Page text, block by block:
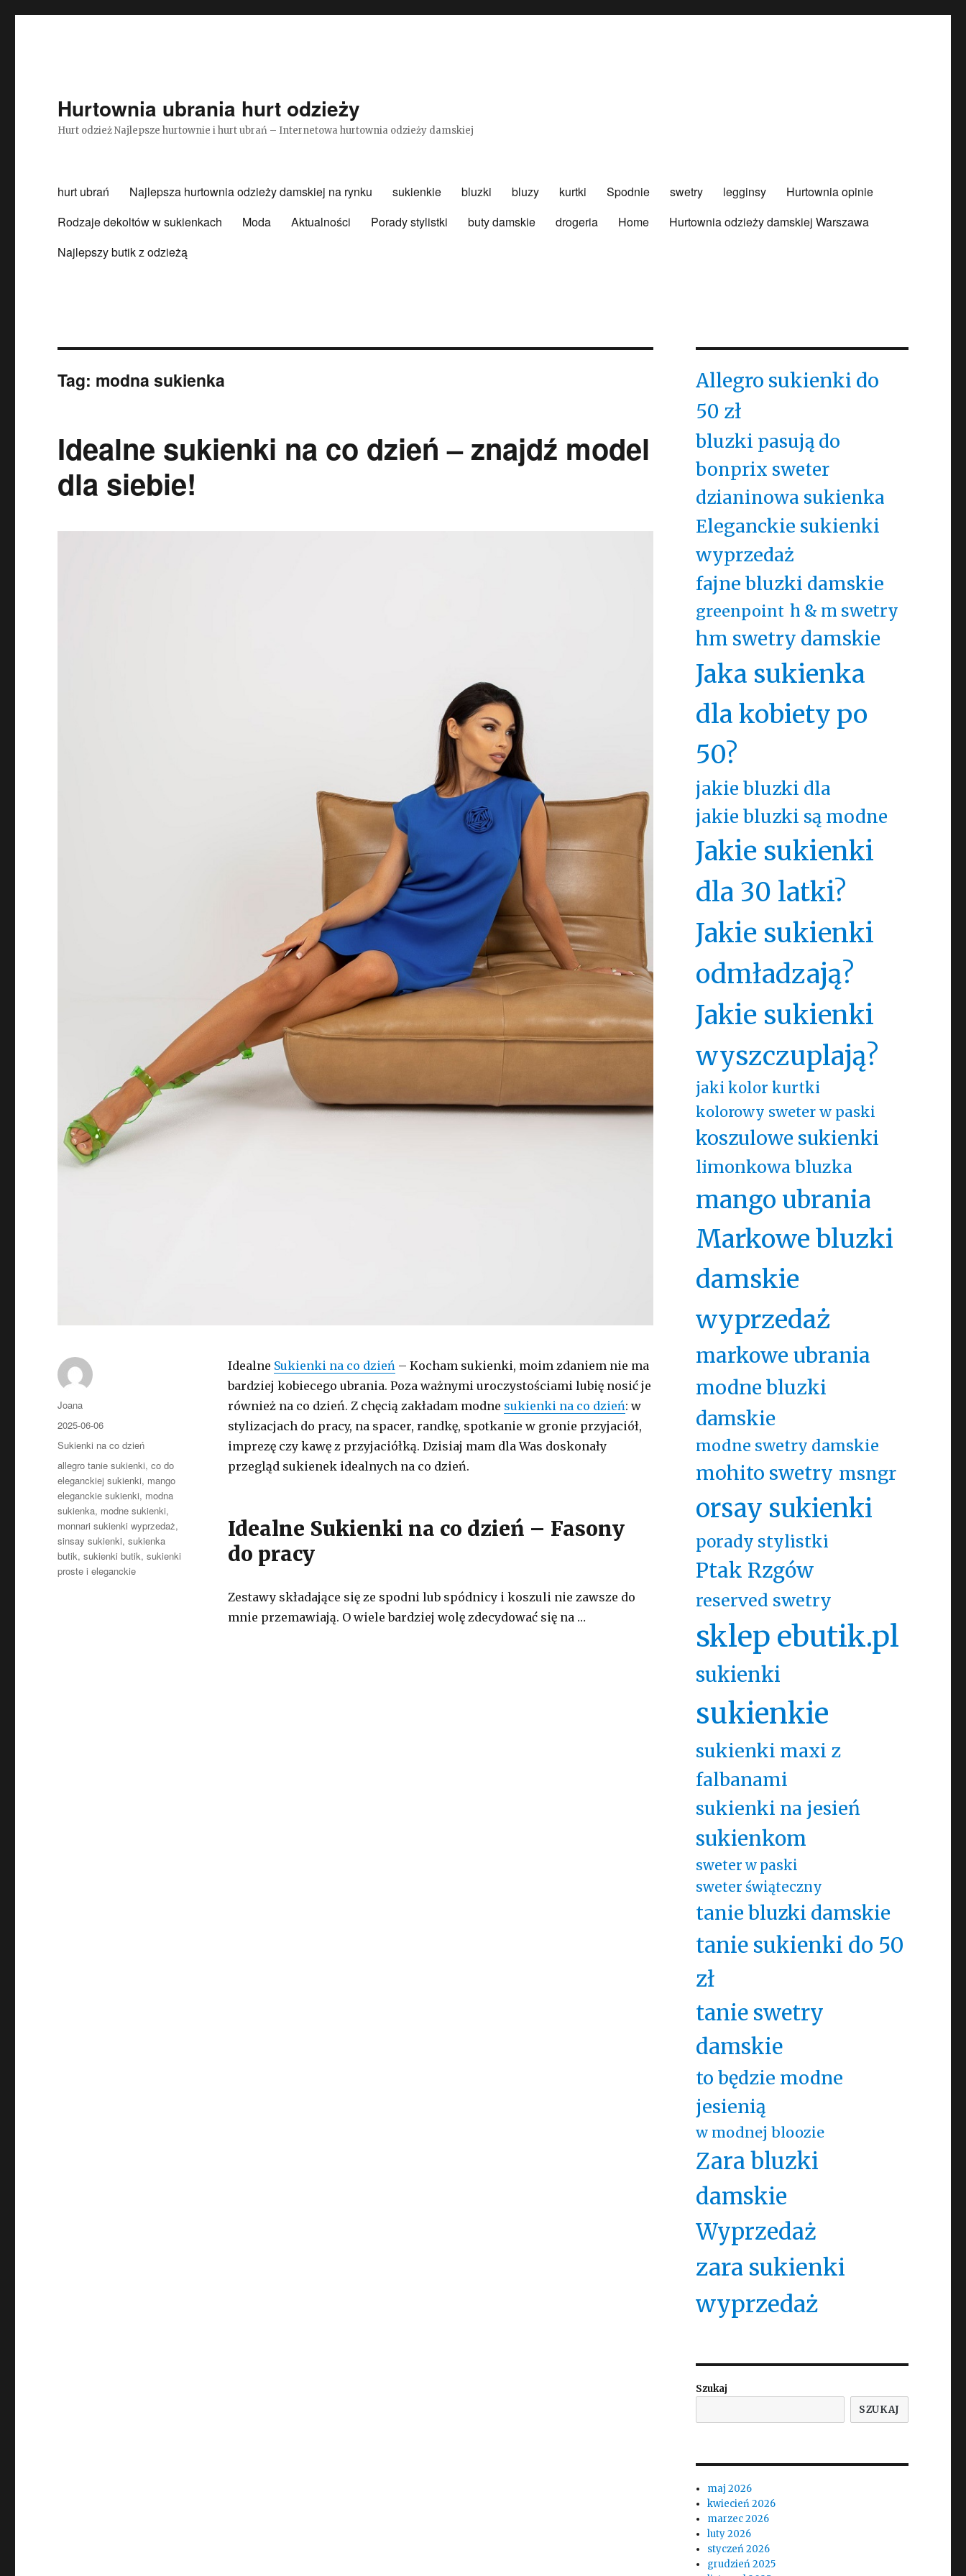
Hurtownia ubrania hurt odzieży
Hurt odzież Najlepsze hurtownie i hurt ubrań – Internetowa hurtownia odzieży damskiej
hurt ubrań Najlepsza hurtownia odzieży damskiej na rynku sukienkie bluzki bluzy kurtki Spodnie swetry legginsy
Hurtownia opinie
Rodzaje dekoltów w sukienkach
Moda Aktualności Porady stylistki buty damskie drogeria Home
Hurtownia odzieży damskiej Warszawa
Najlepszy butik z odzieżą
Tag: modna sukienka
Idealne sukienki na co dzień – znajdź model
dla siebie!
Idealne Sukienki na co dzień – Kocham sukienki, moim zdaniem nie ma
bardziej kobiecego ubrania. Poza ważnymi uroczystościami lubię nosić je
również na co dzień. Z chęcią zakładam modne sukienki na co dzień: w
stylizacjach do pracy, na spacer, randkę, spotkanie w gronie przyjaciół,
imprezę czy kawę z przyjaciółką. Dzisiaj mam dla Was doskonały
przegląd sukienek idealnych na co dzień.
Idealne Sukienki na co dzień – Fasony
do pracy
Zestawy składające się ze spodni lub spódnicy i koszuli nie zawsze do
mnie przemawiają. O wiele bardziej wolę zdecydować się na …
Autor
Joana
Opublikowano
2025-06-06
Kategorie
Sukienki na co dzień
Tagi
allegro tanie sukienki,co do
eleganckiej sukienki, mango
eleganckie sukienki, modna
sukienka, modne sukienki,
monnari sukienki wyprzedaż,
sinsay sukienki,sukienka
butik,sukienki butik,sukienki
proste i eleganckie
Allegro sukienki do
50 zł
bluzki pasują do
bonprix sweter
dzianinowa sukienka
Eleganckie sukienki
wyprzedaż
fajne bluzki damskie
greenpoint h & m swetry
hm swetry damskie
Jaka sukienka
dla kobiety po
50?
jakie bluzki dla
jakie bluzki są modne
Jakie sukienki
dla 30 latki?
Jakie sukienki
odmładzają?
Jakie sukienki
wyszczuplają?
jaki kolor kurtki
kolorowy sweter w paski
koszulowe sukienki
limonkowa bluzka
mango ubrania
Markowe bluzki
damskie
wyprzedaż
markowe ubrania
modne bluzki
damskie
modne swetry damskie
mohito swetry msngr
orsay sukienki
porady stylistki
Ptak Rzgów
reserved swetry
sklep ebutik.pl
sukienki
sukienkie
sukienki maxi z
falbanami
sukienki na jesień
sukienkom
sweter w paski
sweter świąteczny
tanie bluzki damskie
tanie sukienki do 50
zł
tanie swetry
damskie
to będzie modne
jesienią
w modnej bloozie
Zara bluzki
damskie
Wyprzedaż
zara sukienki
wyprzedaż
Szukaj
SZUKAJ
maj 2026
kwiecień 2026
marzec 2026
luty 2026
styczeń 2026
grudzień 2025